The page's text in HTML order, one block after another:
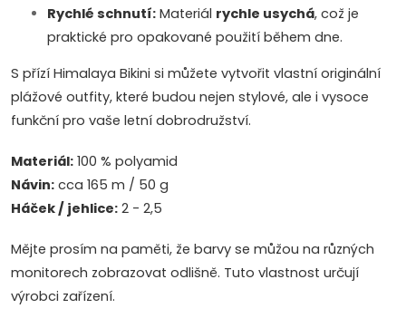
Rychlé schnutí: Materiál rychle usychá, což je
praktické pro opakované použití během dne.
S přízí Himalaya Bikini si můžete vytvořit vlastní originální
plážové outfity, které budou nejen stylové, ale i vysoce
funkční pro vaše letní dobrodružství.
Materiál: 100 % polyamid
Návin: cca 165 m / 50 g
Háček / jehlice: 2 - 2,5
Mějte prosím na paměti, že barvy se můžou na různých
monitorech zobrazovat odlišně. Tuto vlastnost určují
výrobci zařízení.